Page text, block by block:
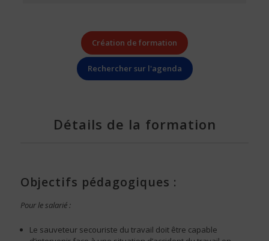
Création de formation
Rechercher sur l'agenda
Détails de la formation
Objectifs pédagogiques :
Pour le salarié :
Le sauveteur secouriste du travail doit être capable